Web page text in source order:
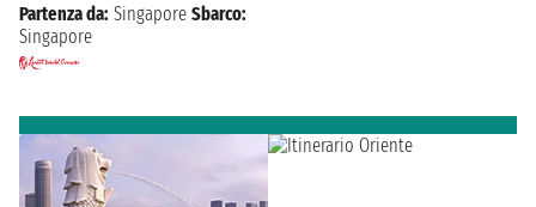
Partenza da: Singapore Sbarco:
Singapore